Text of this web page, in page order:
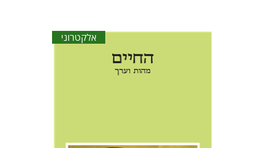
אלקטרוני